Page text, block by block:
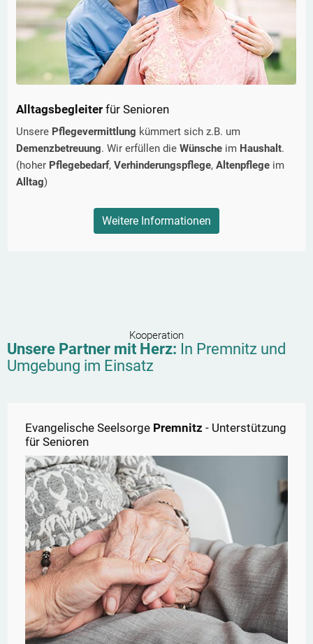
Alltagsbegleiter für Senioren
Unsere Pflegevermittlung kümmert sich z.B. um
Demenzbetreuung. Wir erfüllen die Wünsche im Haushalt.
(hoher Pflegebedarf, Verhinderungspflege, Altenpflege im
Alltag)
Weitere Informationen
Kooperation
Unsere Partner mit Herz: In Premnitz und
Umgebung im Einsatz
Evangelische Seelsorge Premnitz - Unterstützung
für Senioren